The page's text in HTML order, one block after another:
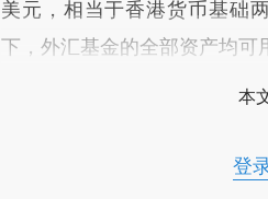
美元，相当于香港货币基础
下，外汇基金的全部资产均可
本
登